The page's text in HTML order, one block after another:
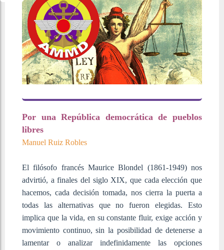
Telegram
Por una República democrática de pueblos
libres
Manuel Ruiz Robles
El filósofo francés Maurice Blondel (1861-1949) nos
advirtió, a finales del siglo XIX, que cada elección que
hacemos, cada decisión tomada, nos cierra la puerta a
todas las alternativas que no fueron elegidas. Esto
implica que la vida, en su constante fluir, exige acción y
movimiento continuo, sin la posibilidad de detenerse a
lamentar o analizar indefinidamente las opciones